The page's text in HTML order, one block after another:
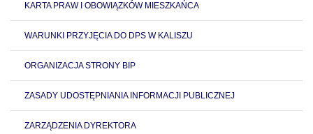
KARTA PRAW I OBOWIĄZKÓW MIESZKAŃCA
WARUNKI PRZYJĘCIA DO DPS W KALISZU
ORGANIZACJA STRONY BIP
ZASADY UDOSTĘPNIANIA INFORMACJI PUBLICZNEJ
ZARZĄDZENIA DYREKTORA